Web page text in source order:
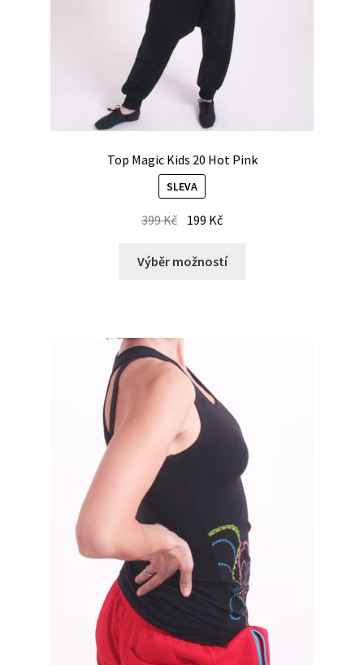
Top Magic Kids 20 Hot Pink
SLEVA
399Kč 199 Kč
Výběr možností